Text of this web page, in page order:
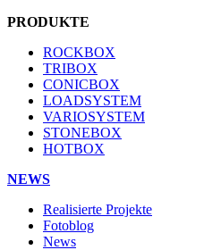
PRODUKTE
ROCKBOX
TRIBOX
CONICBOX
LOADSYSTEM
VARIOSYSTEM
STONEBOX
HOTBOX
NEWS
Realisierte Projekte
Fotoblog
News